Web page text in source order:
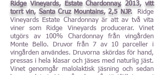
Ridge Vineyards, Estate Chardonnay, 2013, vitt
torrt vin, Santa Cruz Mountains, 2,5 NJP.
Ridge
Vineyards Estate Chardonnay är att av två vita
viner som Ridge Vineyards producerar. Vinet
utgörs av 100% Chardonnay från vingården
Monte Bello. Druvor från 7 av 10 parceller i
vingården användes. Druvorna skördas för hand,
pressas i hela klasar och jäses med naturlig jäst.
Vinet genomgår malolaktisk jäsning och sedan